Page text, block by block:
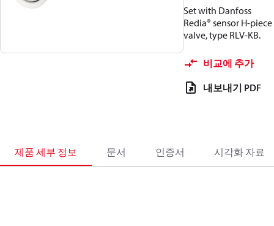
Set with Danfoss
Redia® sensor H-piece
valve, type RLV-KB.
비교에 추가
내보내기 PDF
제품 세부 정보 문서 인증서 시각화 자료